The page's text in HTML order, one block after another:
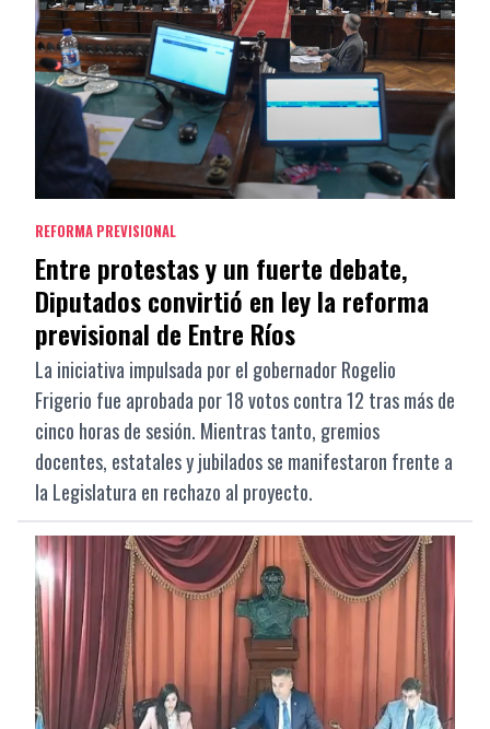
REFORMA PREVISIONAL
Entre protestas y un fuerte debate,
Diputados convirtió en ley la reforma
previsional de Entre Ríos
La iniciativa impulsada por el gobernador Rogelio
Frigerio fue aprobada por 18 votos contra 12 tras más de
cinco horas de sesión. Mientras tanto, gremios
docentes, estatales y jubilados se manifestaron frente a
la Legislatura en rechazo al proyecto.